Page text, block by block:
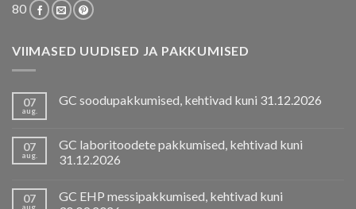
80
VIIMASED UUDISED JA PAKKUMISED
07
aug.
GC soodupakkumised, kehtivad kuni 31.12.2026
07
aug.
GC laboritoodete pakkumised, kehtivad kuni
31.12.2026
07
aug.
GC EHP messipakkumised, kehtivad kuni